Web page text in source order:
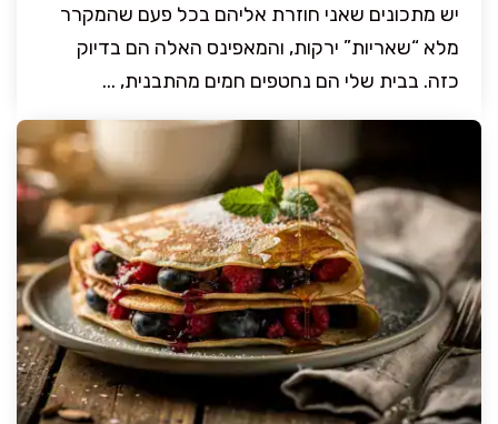
יש מתכונים שאני חוזרת אליהם בכל פעם שהמקרר
מלא “שאריות” ירקות, והמאפינס האלה הם בדיוק
כזה. בבית שלי הם נחטפים חמים מהתבנית, ...